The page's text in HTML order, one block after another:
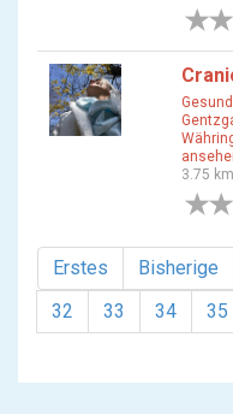
3.75
Erstes Bisherige
32
33 34 35